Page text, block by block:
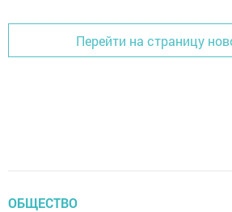
Перейти на страницу
ОБЩЕСТВО